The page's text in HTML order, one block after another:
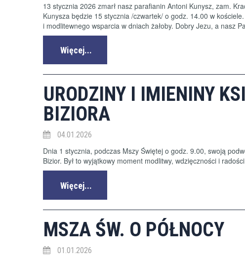
13 stycznia 2026 zmarł nasz parafianin Antoni Kunysz, zam.
Kunysza będzie 15 stycznia /czwartek/ o godz. 14.00 w
i modlitewnego wsparcia w dniach żałoby. Dobry Jezu, a nasz
Więcej...
URODZINY I IMIENINY
BIZIORA
04.01.2026
Dnia 1 stycznia, podczas Mszy Świętej o godz. 9.00, swoją
Bizior. Był to wyjątkowy moment modlitwy, wdzięczności i
Więcej...
MSZA ŚW. O PÓŁNOCY
01.01.2026